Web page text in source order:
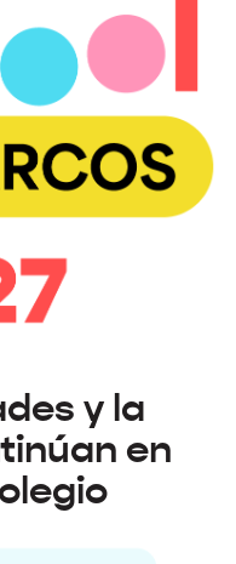
y la
en